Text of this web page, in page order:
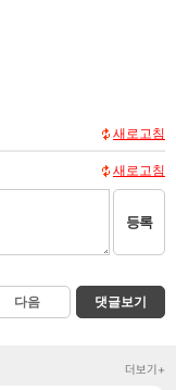
새로고침
새로고침
등록
다음 댓글보기
더보기+